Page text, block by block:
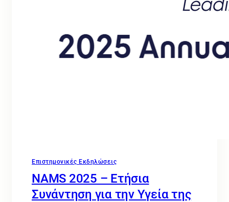
Επιστημονικές Εκδηλώσεις
NAMS 2025 – Ετήσια
Συνάντηση για την Υγεία της